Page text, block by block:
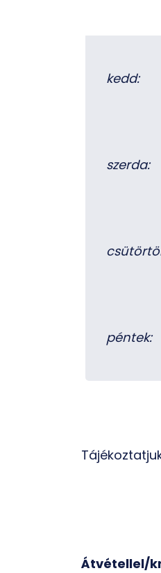
kedd:
szerda:
péntek:
Átvétellel/